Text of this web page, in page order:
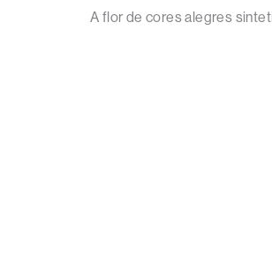
A flor de cores alegres